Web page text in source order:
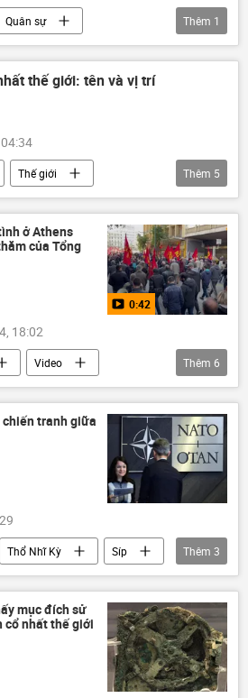
Quân sự
phòng không
Thêm 1
thế giới: tên và vị trí
Thế giới
Pháp
Cuba
Thêm 5
ở Athens
của Tổng
0:42
18:02
Video
cuộc biểu tình
chiến sự
quân sự
Thêm 6
chiến tranh giữa
Thổ Nhĩ Kỳ
Síp
Ba Lan
Thêm 3
mục đích sử
cổ nhất thế giới